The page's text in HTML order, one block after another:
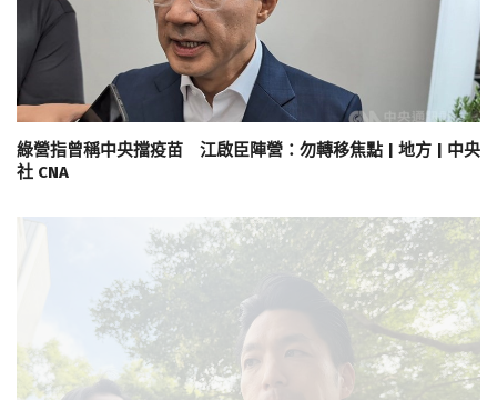
綠營指曾稱中央擋疫苗 江啟臣陣營：勿轉移焦點 | 地方 | 中央
社 CNA